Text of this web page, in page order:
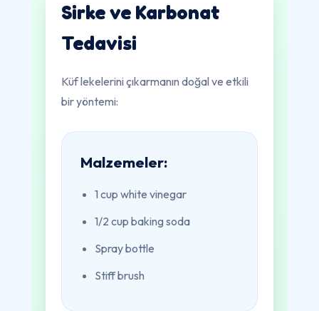
Sirke ve Karbonat
Tedavisi
Küf lekelerini çıkarmanın doğal ve etkili
bir yöntemi:
Malzemeler:
1 cup white vinegar
1/2 cup baking soda
Spray bottle
Stiff brush